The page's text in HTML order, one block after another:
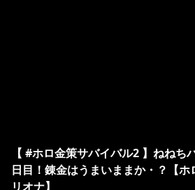
【 #ホロ金策サバイバル2 】ねねち
日目！錬金はうまいままか・？【ホ
リオナ】